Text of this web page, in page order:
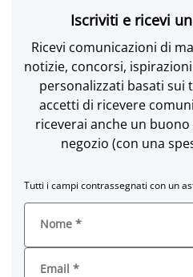
Iscriviti e ricevi
Ricevi comunicazioni di
notizie, concorsi,
personalizzati basati sui
accetti di ricevere
riceverai anche un
negozio (con una
Tutti i campi contrassegnati con un
Nome *
Email *